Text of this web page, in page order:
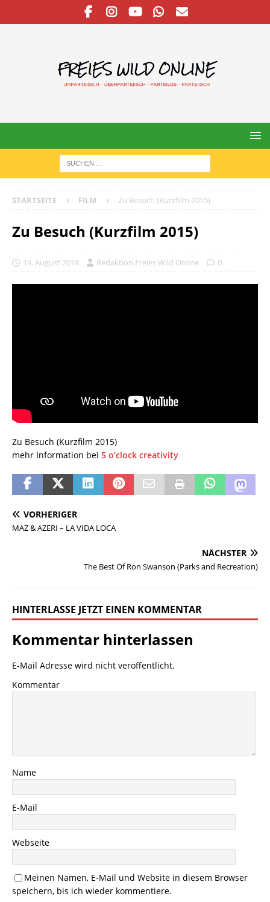
STARTSEITE FILM Zu Besuch (Kurzfilm 2015)
Zu Besuch (Kurzfilm 2015)
19. August 2018 Redaktion Freies Wild Online 0
Zu Besuch (Kurzfilm 2015)
mehr Information bei 5 o’clock creativity
VORHERIGER
MAZ & AZERI – LA VIDA LOCA
NÄCHSTER
The Best Of Ron Swanson (Parks and Recreation)
HINTERLASSE JETZT EINEN KOMMENTAR
Kommentar hinterlassen
E-Mail Adresse wird nicht veröffentlicht.
Kommentar
Name
E-Mail
Webseite
Meinen Namen, E-Mail und Website in diesem Browser
speichern, bis ich wieder kommentiere.